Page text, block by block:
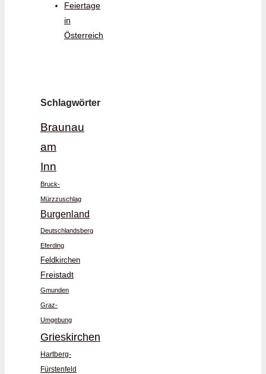
Feiertage
in
Österreich
Schlagwörter
Braunau
am
Inn
Bruck-
Mürzzuschlag
Burgenland
Deutschlandsberg
Eferding
Feldkirchen
Freistadt
Gmunden
Graz-
Umgebung
Grieskirchen
Hartberg-
Fürstenfeld